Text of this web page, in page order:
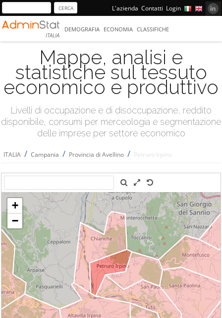
L'azienda Contatti Login
ITALIA
DEMOGRAFIA ECONOMIA CLASSIFICHE
Mappe, analisi e
statistiche sul tessuto
economico e produttivo
Livelli di occupazione e di disoccupazione, reddito
disponibile, consumi per merceologia e segmentazione
delle imprese per settore economico
ITALIA / Campania / Provincia di Avellino / Petruro Irpino